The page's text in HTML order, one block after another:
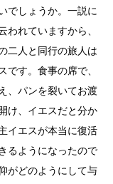
でしょうか。一説に
われていますから、
二人と同行の旅人は
です。食事の席で、
、パンを裂いてお渡
け、イエスだと分か
イエスが本当に復活
るようになったので
がどのようにして与